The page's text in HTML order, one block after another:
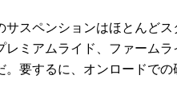
スペンションはほとんど
ミアムライド、ファーム
。要するに、オンロードで